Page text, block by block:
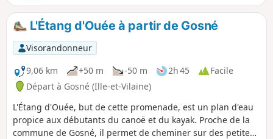
L'Étang d'Ouée à partir de Gosné
Visorandonneur
9,06 km
+50 m -50 m 2h 45
Facile
Départ à Gosné (Ille-et-Vilaine)
L'Étang d'Ouée, but de cette promenade, est un plan d'eau
propice aux débutants du canoë et du kayak. Proche de la
commune de Gosné, il permet de cheminer sur des petites